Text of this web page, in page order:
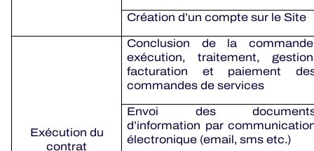
Création d’un compte sur le Site
Exécution du
contrat
Conclusion de la
exécution, traitement,
facturation et paiement
commandes de services
Envoi des
d’information par
électronique (email, sms etc.)